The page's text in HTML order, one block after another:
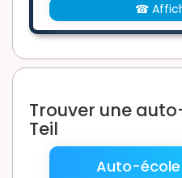
☎
Trouver une
Teil
Auto-